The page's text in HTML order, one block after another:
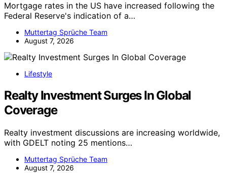
Mortgage rates in the US have increased following the
Federal Reserve's indication of a…
Muttertag Sprüche Team
August 7, 2026
Lifestyle
Realty Investment Surges In Global
Coverage
Realty investment discussions are increasing worldwide,
with GDELT noting 25 mentions…
Muttertag Sprüche Team
August 7, 2026